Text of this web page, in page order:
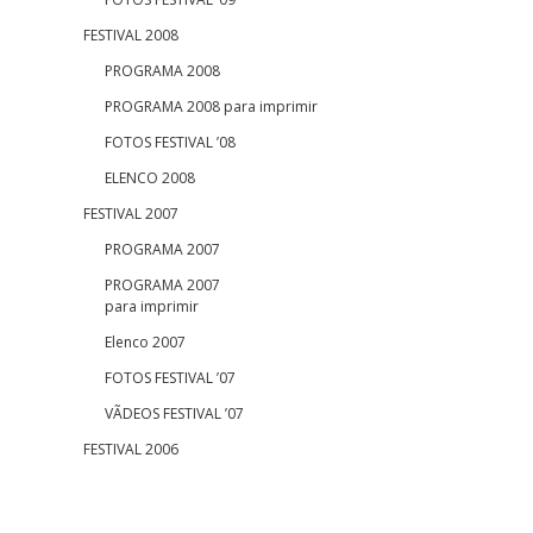
FESTIVAL 2008
PROGRAMA 2008
PROGRAMA 2008 para imprimir
FOTOS FESTIVAL ’08
ELENCO 2008
FESTIVAL 2007
PROGRAMA 2007
PROGRAMA 2007
para imprimir
Elenco 2007
FOTOS FESTIVAL ’07
VÃDEOS FESTIVAL ’07
FESTIVAL 2006